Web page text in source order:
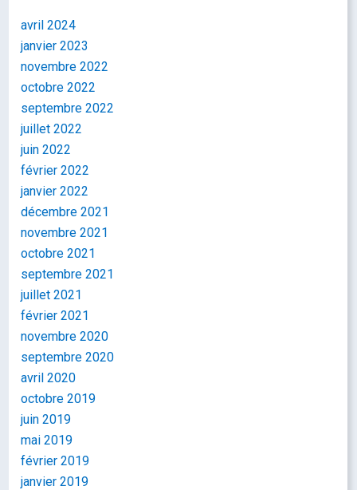
avril 2024
janvier 2023
novembre 2022
octobre 2022
septembre 2022
juillet 2022
juin 2022
février 2022
janvier 2022
décembre 2021
novembre 2021
octobre 2021
septembre 2021
juillet 2021
février 2021
novembre 2020
septembre 2020
avril 2020
octobre 2019
juin 2019
mai 2019
février 2019
janvier 2019